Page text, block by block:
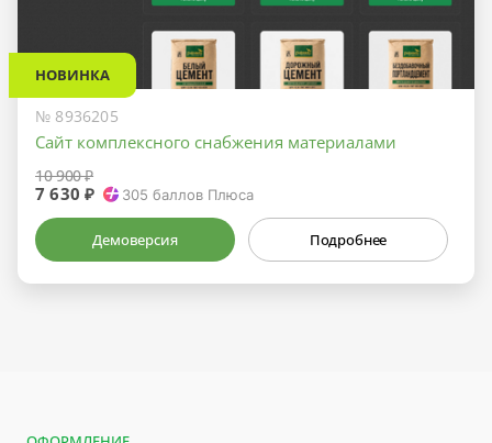
НОВИНКА
№ 8936205
Сайт комплексного снабжения материалами
10 900 ₽
7 630 ₽ 305 баллов Плюса
Демоверсия Подробнее